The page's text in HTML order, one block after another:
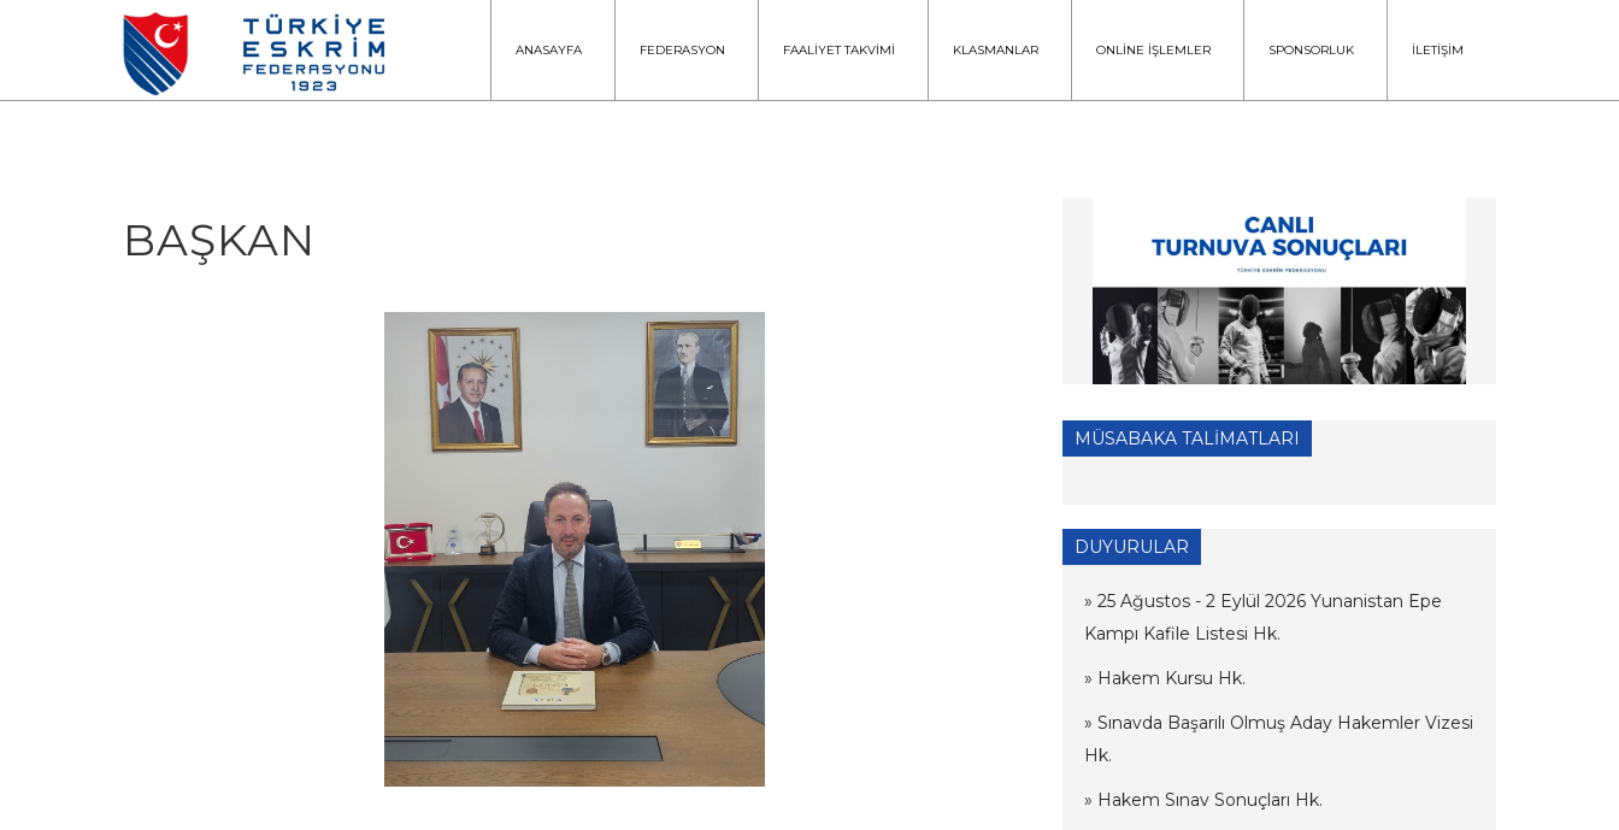
ANASAYFA FEDERASYON FAALİYET TAKVİMİ KLASMANLAR ONLİNE İŞLEMLER SPONSORLUK İLETİŞİM
BAŞKAN
MÜSABAKA TALİMATLARI
DUYURULAR
» 25 Ağustos - 2 Eylül 2026 Yunanistan Epe
Kampı Kafile Listesi Hk.
» Hakem Kursu Hk.
» Sınavda Başarılı Olmuş Aday Hakemler Vizesi
Hk.
» Hakem Sınav Sonuçları Hk.